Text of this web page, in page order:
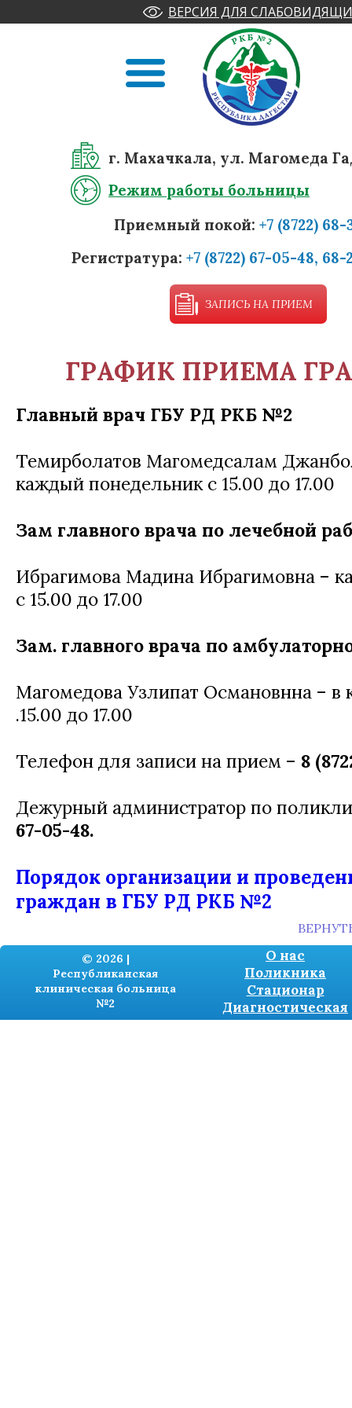
ВЕРСИЯ ДЛЯ
г. Махачкала, ул. Магомеда
Режим работы больницы
Приемный покой: +7 (8722)
Регистратура: +7 (8722) 67-05-48, 68-
ЗАПИСЬ НА ПРИЕМ
ГРАФИК ПРИЕМА
Главный врач ГБУ РД РКБ №2
Темирболатов Магомедсалам
каждый понедельник с 15.00 до 17.00
Зам главного врача по лечебной
Ибрагимова Мадина Ибрагимовна –
с 15.00 до 17.00
Зам. главного врача по
Магомедова Узлипат Османовнна – в
.15.00 до 17.00
Телефон для записи на прием – 8
Дежурный администратор по
67-05-48.
Порядок организации и
граждан в ГБУ РД РКБ №2
© 2026 |
Республиканская
клиническая больница
№2
О нас
Поликника
Стационар
Диагностическая